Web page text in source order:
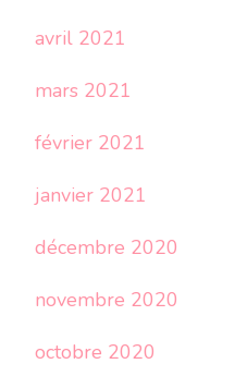
avril 2021
mars 2021
février 2021
janvier 2021
décembre 2020
novembre 2020
octobre 2020